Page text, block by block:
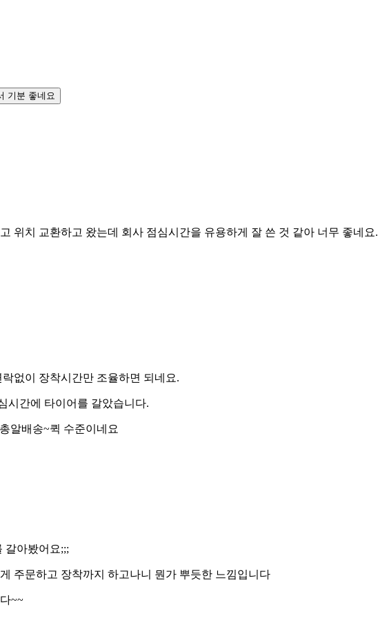
기분 좋네요
위치 교환하고 왔는데 회사 점심시간을 유용하게 잘 쓴 것 같아 너무 좋네요.
없이 장착시간만 조율하면 되네요.
시간에 타이어를 갈았습니다.
알배송~퀵 수준이네요
갈아봤어요;;;
주문하고 장착까지 하고나니 뭔가 뿌듯한 느낌입니다
~~